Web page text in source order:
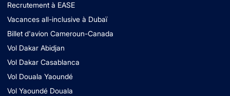
Recrutement à EASE
Vacances all-inclusive à Dubaï
Billet d'avion Cameroun-Canada
Vol Dakar Abidjan
Vol Dakar Casablanca
Vol Douala Yaoundé
Vol Yaoundé Douala